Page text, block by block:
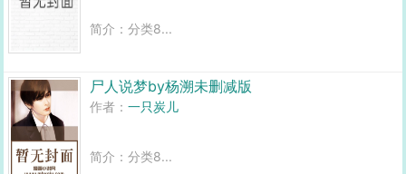
简介：分类8...
尸人说梦by杨溯未删减版
作者：一只炭儿
简介：分类8...